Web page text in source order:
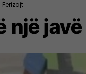
Ferizajt